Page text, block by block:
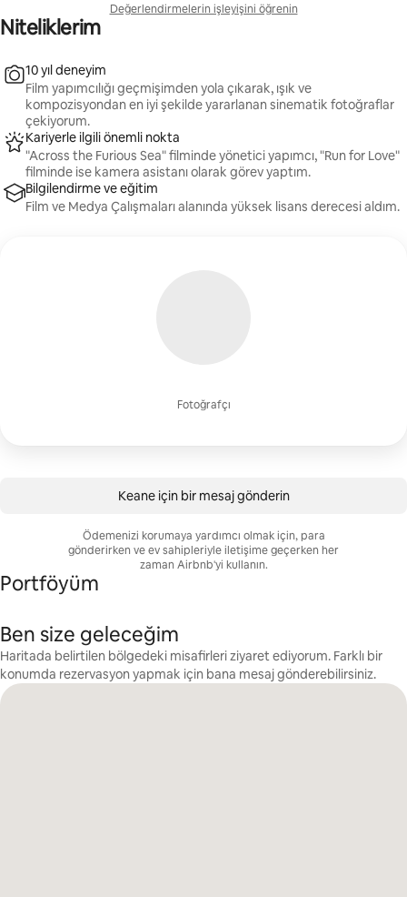
Değerlendirmelerin işleyişini öğrenin
Niteliklerim
Fotoğrafçı
10 yıl deneyim
Film yapımcılığı geçmişimden yola çıkarak, ışık ve
kompozisyondan en iyi şekilde yararlanan sinematik fotoğraflar
çekiyorum.
Kariyerle ilgili önemli nokta
"Across the Furious Sea" filminde yönetici yapımcı, "Run for Love"
filminde ise kamera asistanı olarak görev yaptım.
Bilgilendirme ve eğitim
Film ve Medya Çalışmaları alanında yüksek lisans derecesi aldım.
Keane için bir mesaj gönderin
Ödemenizi korumaya yardımcı olmak için, para
gönderirken ve ev sahipleriyle iletişime geçerken her
zaman Airbnb'yi kullanın.
Portföyüm
Ben size geleceğim
Haritada belirtilen bölgedeki misafirleri ziyaret ediyorum. Farklı bir
konumda rezervasyon yapmak için bana mesaj gönderebilirsiniz.